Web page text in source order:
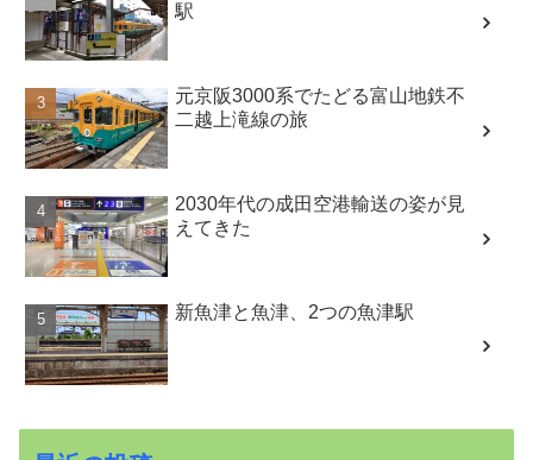
駅
元京阪3000系でたどる富山地鉄不
二越上滝線の旅
2030年代の成田空港輸送の姿が見
えてきた
新魚津と魚津、2つの魚津駅